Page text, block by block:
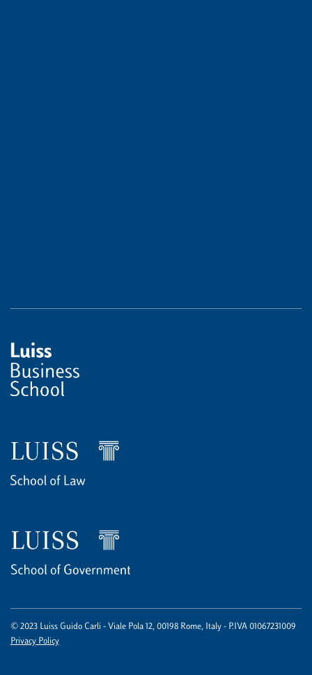
© 2023 Luiss Guido Carli - Viale Pola 12, 00198 Rome, Italy - P.IVA 01067231009
Privacy Policy